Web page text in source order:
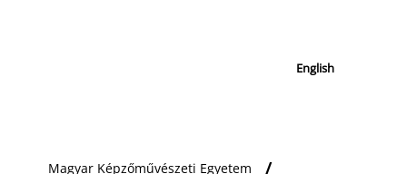
English
Magyar Képzőművészeti Egyetem